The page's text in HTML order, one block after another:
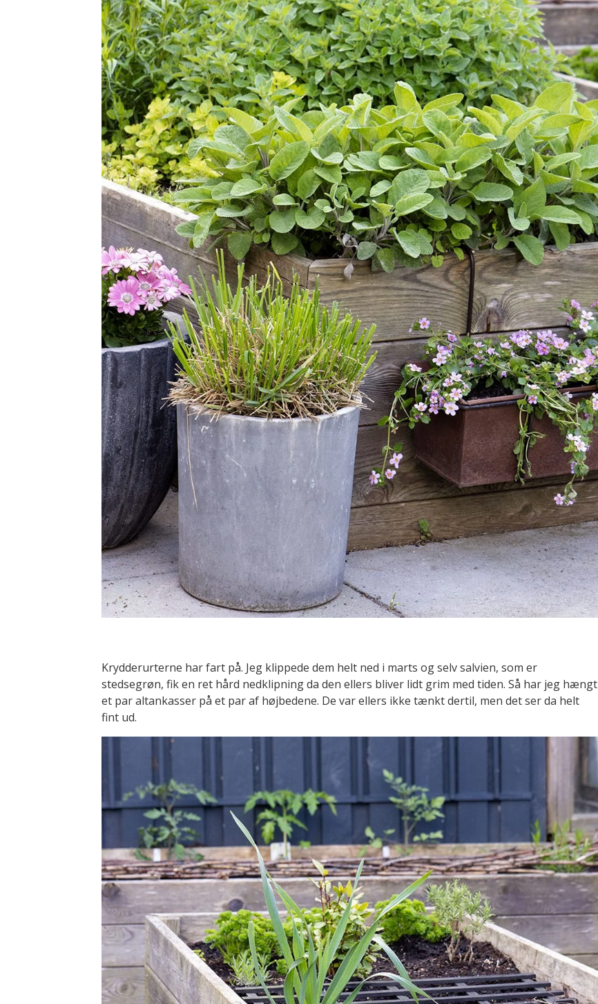
Krydderurterne har fart på. Jeg klippede dem helt ned i marts og selv salvien, som er
stedsegrøn, fik en ret hård nedklipning da den ellers bliver lidt grim med tiden. Så har jeg hængt
et par altankasser på et par af højbedene. De var ellers ikke tænkt dertil, men det ser da helt
fint ud.